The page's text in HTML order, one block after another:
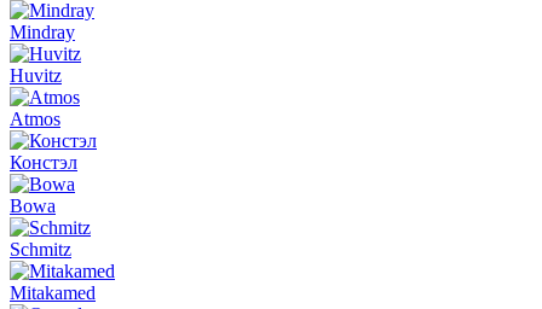
Mindray
Huvitz
Atmos
Констэл
Bowa
Schmitz
Mitakamed